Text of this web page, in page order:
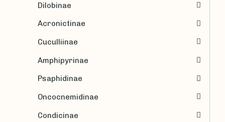
Dilobinae
Acronictinae
Cuculliinae
Amphipyrinae
Psaphidinae
Oncocnemidinae
Condicinae